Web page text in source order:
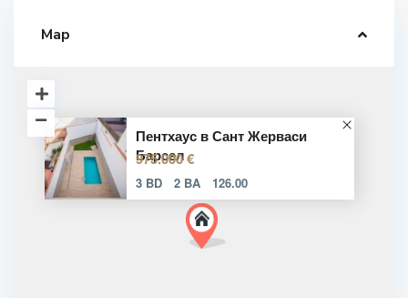
Map
Пентхаус в Сант Жерваси
Барсел
975.000 €
3 BD 2 BA 126.00